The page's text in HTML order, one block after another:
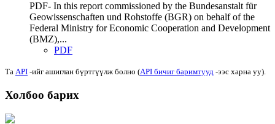
PDF- In this report commissioned by the Bundesanstalt für
Geowissenschaften und Rohstoffe (BGR) on behalf of the
Federal Ministry for Economic Cooperation and Development
(BMZ),...
PDF
Та API -ийг ашиглан бүртгүүлж болно (API бичиг баримтууд -ээс харна уу).
Холбоо барих